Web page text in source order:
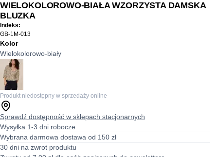
WIELOKOLOROWO-BIAŁA WZORZYSTA DAMSKA
BLUZKA
Indeks:
GB-1M-013
Kolor
Wielokolorowo-biały
Produkt niedostępny w sprzedaży online
Sprawdź dostępność w sklepach stacjonarnych
Wysyłka 1-3 dni robocze
Wybrana darmowa dostawa od 150 zł
30 dni na zwrot produktu